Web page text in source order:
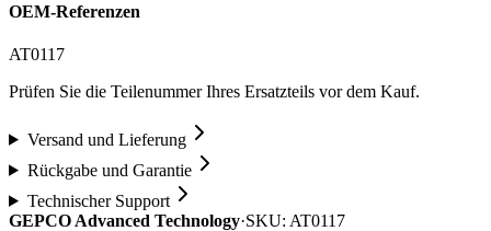
OEM-Referenzen
AT0117
Prüfen Sie die Teilenummer Ihres Ersatzteils vor dem Kauf.
Versand und Lieferung
Rückgabe und Garantie
Technischer Support
GEPCO Advanced Technology·SKU: AT0117